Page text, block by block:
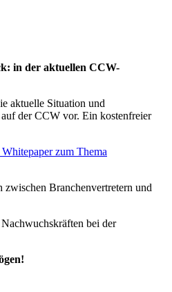
in der aktuellen CCW-
aktuelle Situation und
der CCW vor. Ein kostenfreier
zum Thema
Branchenvertretern und
bei der